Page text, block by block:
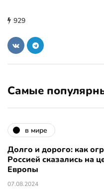
929
Самые
в мире
Долго и дорого: как
Россией сказались на
Европы
07.08.2024